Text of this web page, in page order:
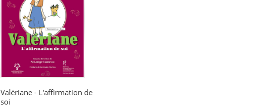
Valériane - L'affirmation de
soi